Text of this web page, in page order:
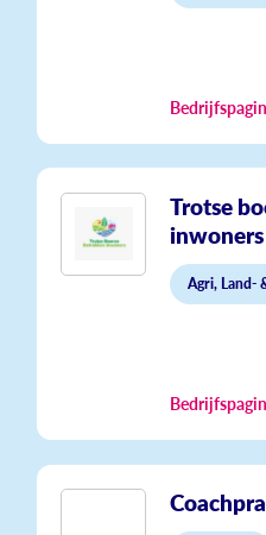
Trotse
inwoners
Agri, Land-